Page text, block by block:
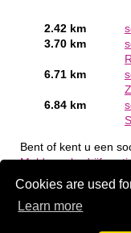
Cookies are used
Learn more
2.42 km
3.70 km
6.71 km
6.84 km
Bent of kent u een
Meld een bedrijf